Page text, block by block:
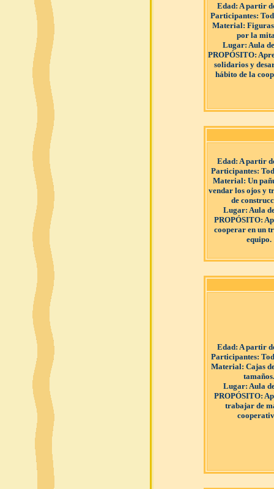
Edad: A partir
Participantes:
Material:
por la
Lugar: Aula
PROPÓSITO:
solidarios y
hábito de la
Edad: A partir
Participantes:
Material: Un
vendar los ojos y
de
Lugar: Aula
PROPÓSITO:
cooperar en un
equipo.
Edad: A partir
Participantes:
Material: Cajas
tamaños.
Lugar: Aula
PROPÓSITO:
trabajar de